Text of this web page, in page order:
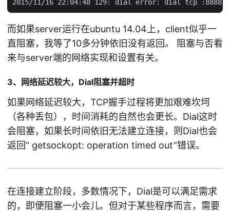
而如果server运行在ubuntu 14.04上，client似乎一
直阻塞，我等了10多分钟依旧没有返回。 阻塞与否看
来与server端的网络实现和设置有关。
3、网络延迟较大，Dial阻塞并超时
如果网络延迟较大，TCP握手过程将更加艰难坎坷
（各种丢包），时间消耗的自然也会更长。Dial这时
会阻塞，如果长时间依旧无法建立连接，则Dial也会
返回“ getsockopt: operation timed out”错误。
在连接建立阶段，多数情况下，Dial是可以满足需求
的，即便阻塞一小会儿。但对于某些程序而言，需要